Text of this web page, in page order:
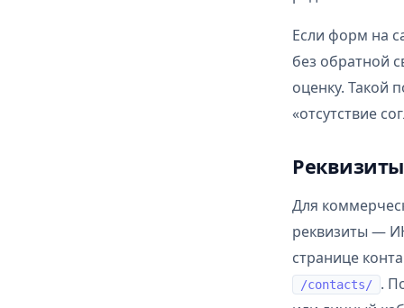
Если форм на
без обратной
оценку. Такой
«отсутствие
Для
реквизиты —
странице
/contacts/
.